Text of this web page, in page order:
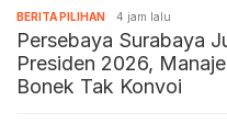
BERITA PILIHAN 4 jam lalu
Persebaya Surabaya
Presiden 2026,
Bonek Tak Konvoi